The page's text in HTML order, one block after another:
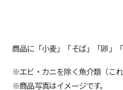
商品に「小麦」「そば」「卵」
※エビ・カニを除く魚介類（こ
※商品写真はイメージです。